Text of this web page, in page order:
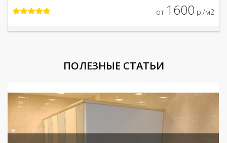
от 1600 р./м2
ПОЛЕЗНЫЕ СТАТЬИ